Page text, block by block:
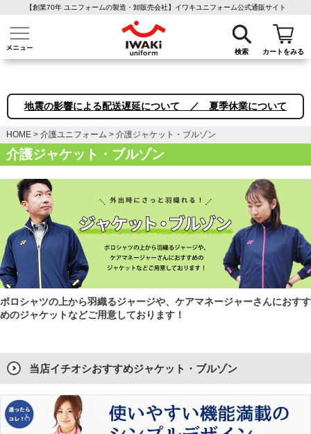
【創業70年 ユニフォームの製造・卸販売会社】イワキユニフォーム公式通販サイト
検索 カートをみる
介護ユニフォーム 作業着・作業服 ファン付き作業着 医療白衣
地震の影響による配送遅延について ／ 夏季休業について
HOME 介護ユニフォーム 介護ジャケット・ブルゾン
介護ジャケット・ブルゾン
ポロシャツの上から羽織るジャージや、ケアマネージャーさんにおすす
めのジャケットなどご用意しております！
当店イチオシおすすめジャケット・ブルゾン